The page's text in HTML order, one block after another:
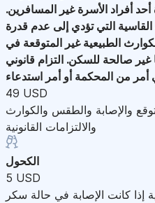
أفراد الأسرة غير المسافرين.
القاسية التي تؤدي إلى عدم قدرة
الطبيعية غير المتوقعة في
غير صالحة للسكن. التزام قانوني
49 USD
والإصابة والطقس والكوارث
والالتزامات القانونية
الكحول
5 USD
إذا كانت الإصابة في حالة سكر